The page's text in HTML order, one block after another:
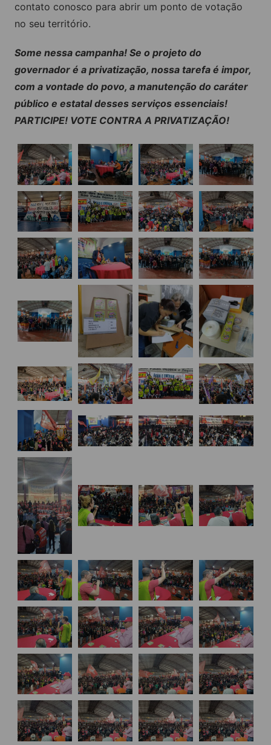
contato conosco para abrir um ponto de votação
no seu território.
Some nessa campanha! Se o projeto do
governador é a privatização, nossa tarefa é impor,
com a vontade do povo, a manutenção do caráter
público e estatal desses serviços essenciais!
PARTICIPE! VOTE CONTRA A PRIVATIZAÇÃO!